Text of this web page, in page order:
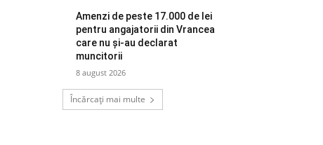
Amenzi de peste 17.000 de lei
pentru angajatorii din Vrancea
care nu și-au declarat
muncitorii
8 august 2026
Încărcați mai multe